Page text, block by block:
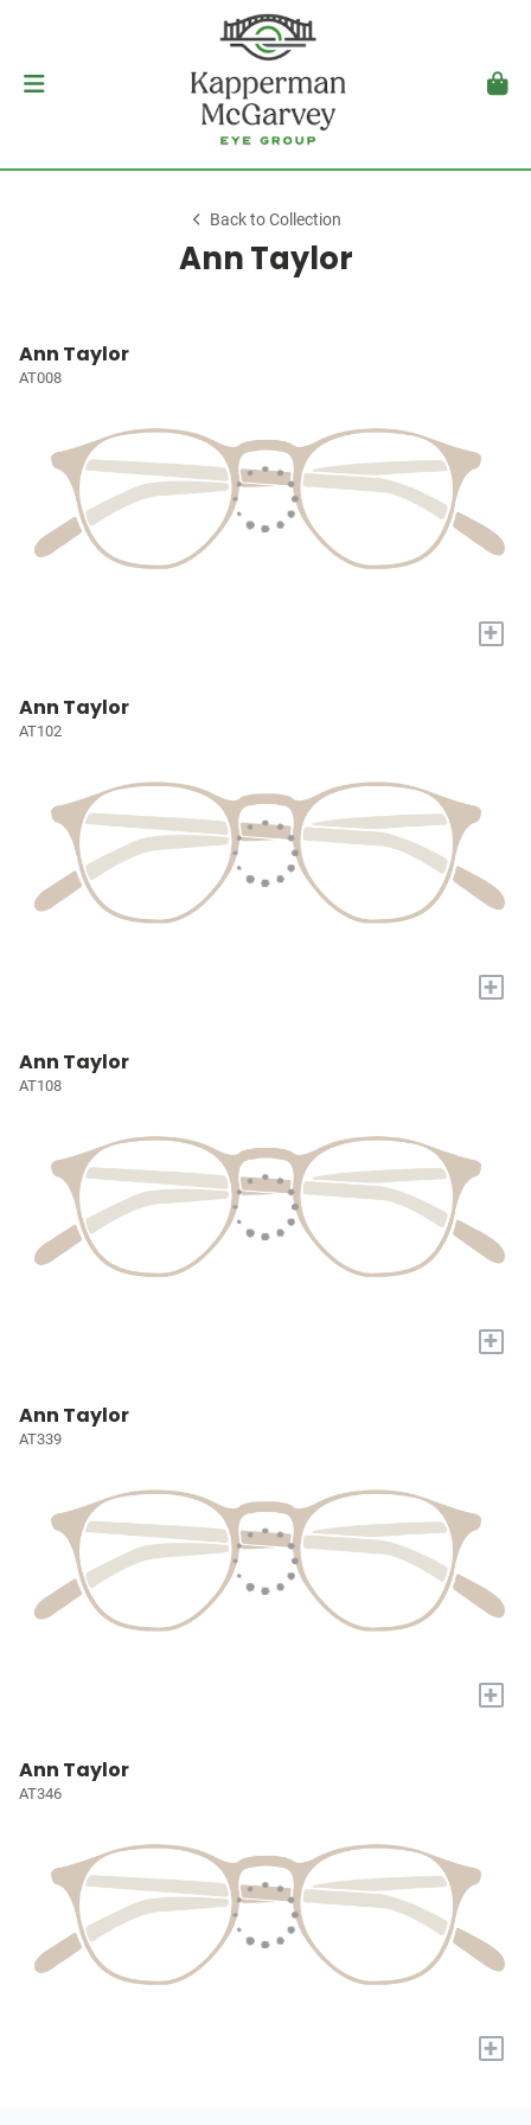
Back to Collection
Ann Taylor
Ann Taylor
AT008
+
Ann Taylor
AT102
+
Ann Taylor
AT108
+
Ann Taylor
AT339
+
Ann Taylor
AT346
+